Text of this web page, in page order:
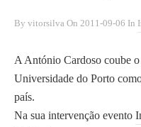
By vitorsilva On 2011-09-06 In
A António Cardoso coube
Universidade do Porto
país.
Na sua intervenção evento